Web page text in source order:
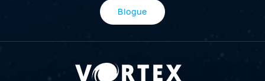
Blogue